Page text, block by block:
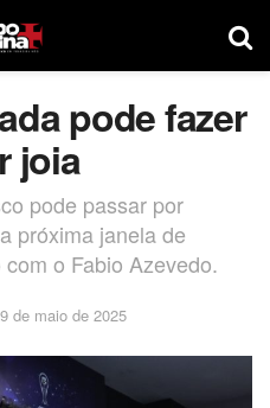
pode fazer
joia
pode passar por
próxima janela de
o Fabio Azevedo.
de maio de 2025